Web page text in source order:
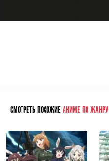
СМОТРЕТЬ ПОХОЖИЕАНИМЕ ПО ЖАНРУ